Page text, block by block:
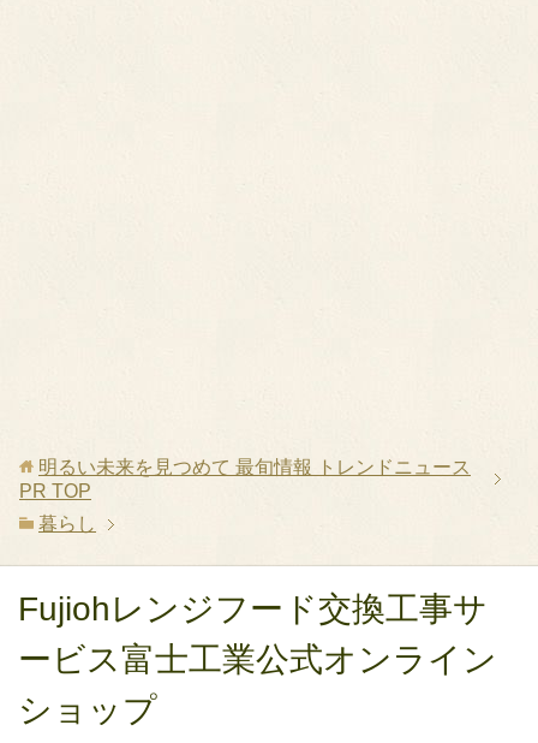
明るい未来を見つめて 最旬情報 トレンドニュース
PR TOP
暮らし
Fujiohレンジフード交換工事サ
ービス富士工業公式オンライン
ショップ